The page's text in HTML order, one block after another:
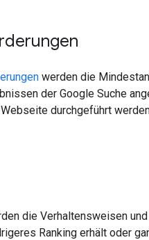
werden die
der Google Suche
Webseite durchgeführt
die Verhaltensweisen
Ranking erhält oder